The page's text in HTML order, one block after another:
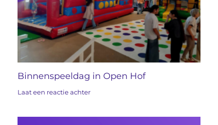
Binnenspeeldag in Open Hof
Laat een reactie achter